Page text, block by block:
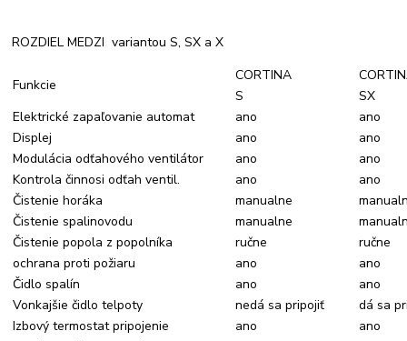
ROZDIEL MEDZI variantou S, SX a X
Funkcie
CORTINA
S
SX
Elektrické zapaľovanie automat
ano
ano
Displej
ano
ano
Modulácia odťahového ventilátor
ano
ano
Kontrola činnosi odťah ventil.
ano
ano
Čistenie horáka
manualne
Čistenie spalinovodu
manualne
Čistenie popola z popolníka
ručne
ručne
ochrana proti požiaru
ano
ano
Čidlo spalín
ano
ano
Vonkajšie čidlo telpoty
nedá sa pripojiť
dá sa
Izbový termostat pripojenie
ano
ano